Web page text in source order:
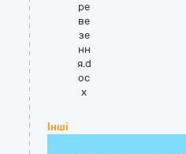
ре
ве
зе
нн
я.d
oc
x
Інші